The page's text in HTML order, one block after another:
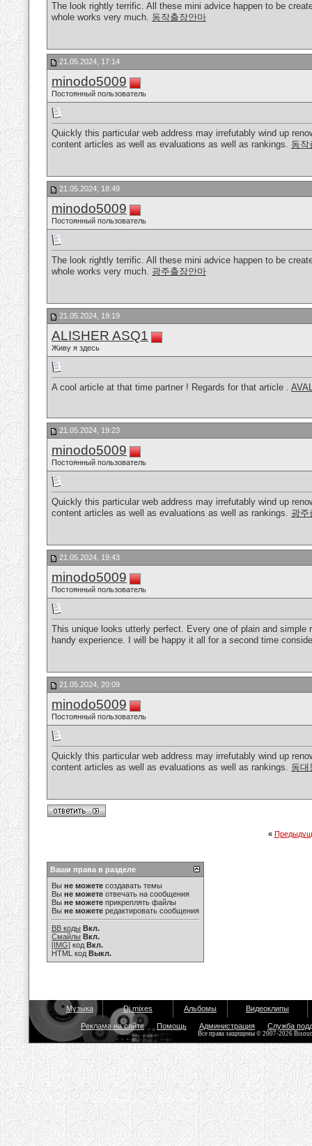
The look rightly terrific. All these mini advice happen to be
whole works very much. 동작출장안마
21.05.2024, 17:14
minodo5009
Постоянный пользователь
Quickly this particular web address may irrefutably wind up
content articles as well as evaluations as well as rankings. 동작
21.05.2024, 18:49
minodo5009
Постоянный пользователь
The look rightly terrific. All these mini advice happen to be
whole works very much. 광주출장안마
21.05.2024, 19:19
ALISHER ASQ1
Живу я здесь
A cool article at that time partner ! Regards for that article .
21.05.2024, 19:23
minodo5009
Постоянный пользователь
Quickly this particular web address may irrefutably wind up
content articles as well as evaluations as well as rankings. 광주
21.05.2024, 19:43
minodo5009
Постоянный пользователь
This unique looks utterly perfect. Every one of plain and simple
handy experience. I will be happy it all for a second time
21.05.2024, 20:09
minodo5009
Постоянный пользователь
Quickly this particular web address may irrefutably wind up
content articles as well as evaluations as well as rankings. 동대
«
Ваши права в разделе
Вы не можете создавать темы
Вы не можете отвечать на сообщения
Вы не можете прикреплять файлы
Вы не можете редактировать сообщения
BB коды Вкл.
Смайлы Вкл.
[IMG] код Вкл.
HTML код Выкл.
Музыка Dj mixes Альбомы Видеоклипы
Реклама на сайте Помощь Администрация Служба
Все права защищены © 2007-2026